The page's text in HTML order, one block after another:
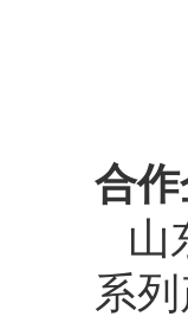
合作
山
系